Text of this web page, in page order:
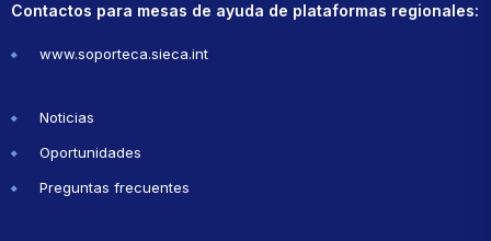
Contactos para mesas de ayuda de plataformas regionales:
www.soporteca.sieca.int
Noticias
Oportunidades
Preguntas frecuentes